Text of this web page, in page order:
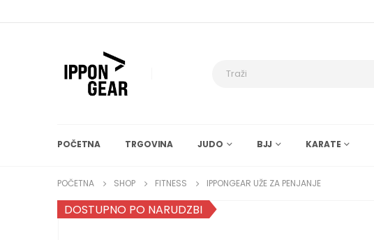
POČETNA TRGOVINA JUDO BJJ KARATE
POČETNA SHOP FITNESS IPPONGEAR UŽE ZA PENJANJE
DOSTUPNO PO NARUDZBI